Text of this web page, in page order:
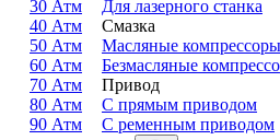
30 Атм
40 Атм
50 Атм
60 Атм
70 Атм
80 Атм
90 Атм
Для лазерного станка
Смазка
Масляные компрессоры
Безмасляные
Привод
С прямым приводом
С ременным приводом